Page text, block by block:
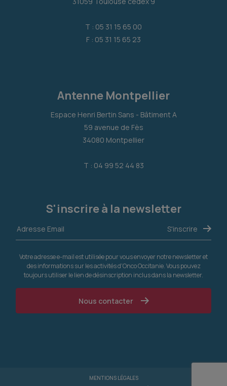
T : 05 31 15 65 00
F : 05 31 15 65 23
Antenne Montpellier
Espace Henri Bertin Sans - Bâtiment A
59 avenue de Fès
34080 Montpellier
T : 04 99 52 44 83
S'inscrire à la newsletter
Votre adresse e-mail est utilisée pour vous envoyer notre newsletter et
des informations sur les activités d'Onco Occitanie. Vous pouvez
toujours utiliser le lien de désinscription inclus dans la newsletter.
Nous contacter
MENTIONS LÉGALES